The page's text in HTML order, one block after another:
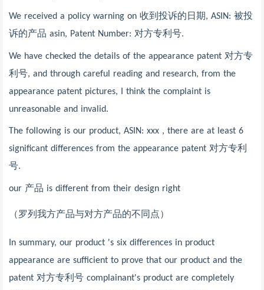
We received a policy warning on 收到投诉的日期, ASIN: 被投
诉的产品 asin, Patent Number: 对方专利号.
We have checked the details of the appearance patent 对方专
利号, and through careful reading and research, from the
appearance patent pictures, I think the complaint is
unreasonable and invalid.
The following is our product, ASIN: xxx , there are at least 6
significant differences from the appearance patent 对方专利
号.
our 产品 is different from their design right
（罗列我方产品与对方产品的不同点）
In summary, our product 's six differences in product
appearance are sufficient to prove that our product and the
patent 对方专利号 complainant's product are completely